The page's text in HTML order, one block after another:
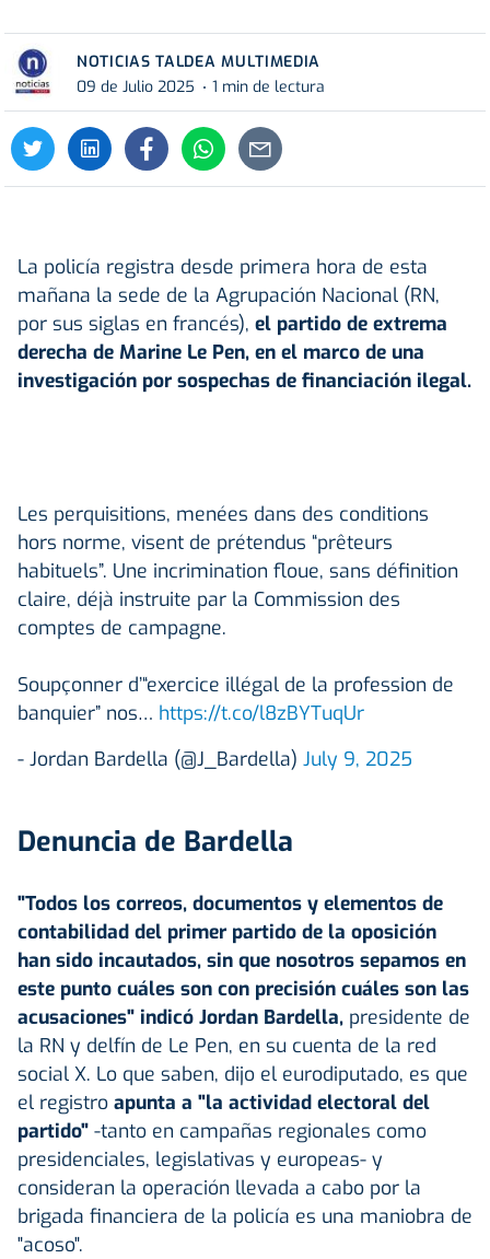
NOTICIAS TALDEA MULTIMEDIA
09 de Julio 2025
1 min de lectura
La policía registra desde primera hora de esta
mañana la sede de la Agrupación Nacional (RN,
por sus siglas en francés), el partido de extrema
derecha de Marine Le Pen, en el marco de una
investigación por sospechas de financiación ilegal.
Les perquisitions, menées dans des conditions
hors norme, visent de prétendus “prêteurs
habituels”. Une incrimination floue, sans définition
claire, déjà instruite par la Commission des
comptes de campagne.
Soupçonner d’“exercice illégal de la profession de
banquier” nos… https://t.co/l8zBYTuqUr
- Jordan Bardella (@J_Bardella) July 9, 2025
Denuncia de Bardella
"Todos los correos, documentos y elementos de
contabilidad del primer partido de la oposición
han sido incautados, sin que nosotros sepamos en
este punto cuáles son con precisión cuáles son las
acusaciones" indicó Jordan Bardella, presidente de
la RN y delfín de Le Pen, en su cuenta de la red
social X. Lo que saben, dijo el eurodiputado, es que
el registro apunta a "la actividad electoral del
partido" -tanto en campañas regionales como
presidenciales, legislativas y europeas- y
consideran la operación llevada a cabo por la
brigada financiera de la policía es una maniobra de
"acoso".